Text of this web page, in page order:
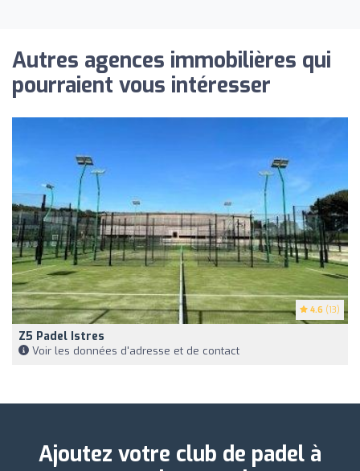
Autres agences immobilières qui
pourraient vous intéresser
4.6 (13)
Z5 Padel Istres
Voir les données d'adresse et de contact
Ajoutez votre club de padel à